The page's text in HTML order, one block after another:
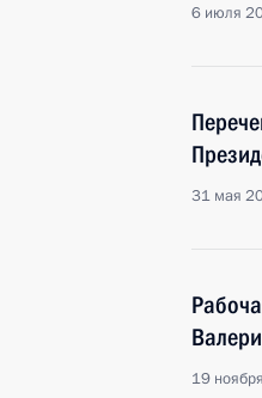
6 июля
31 мая
19